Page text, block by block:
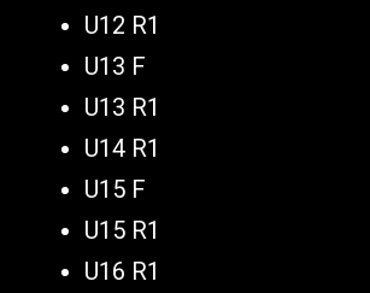
U12 R1
U13 F
U13 R1
U14 R1
U15 F
U15 R1
U16 R1